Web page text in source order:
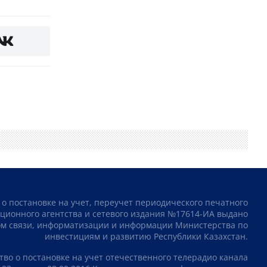
постановке на учет, переучет периодического печатного
агентства и сетевого издания №17614-ИА выдано
связи, информатизации и информации Министерства по
инвестициям и развитию Республики Казахстан.
о постановке на учет отечественного телерадио канала